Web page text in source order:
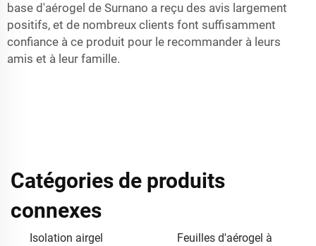
base d'aérogel de Surnano a reçu des avis largement
positifs, et de nombreux clients font suffisamment
confiance à ce produit pour le recommander à leurs
amis et à leur famille.
Catégories de produits
connexes
Isolation airgel
Feuilles d'aérogel à